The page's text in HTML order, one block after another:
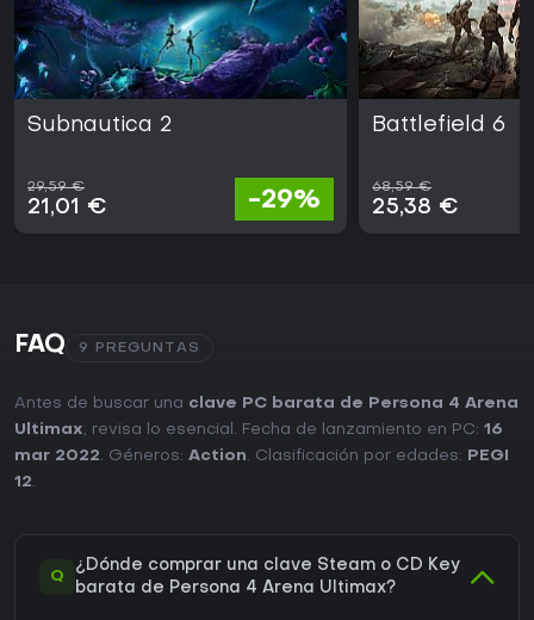
Subnautica 2
29,59 €
21,01 € -29%
Battlefield 6
68,59 €
25,38 €
FAQ 9 PREGUNTAS
Antes de buscar una clave PC barata de Persona 4 Arena
Ultimax, revisa lo esencial. Fecha de lanzamiento en PC: 16
mar 2022. Géneros: Action. Clasificación por edades:
PEGI
12.
Q
¿Dónde comprar una clave Steam o CD Key
barata de Persona 4 Arena Ultimax?